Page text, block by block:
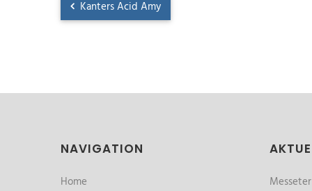
Kanters Acid Amy
NAVIGATION
Home